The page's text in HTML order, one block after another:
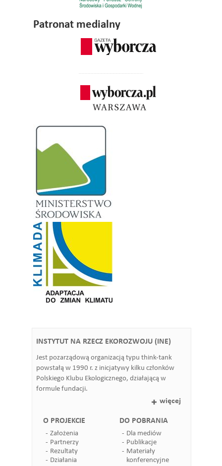
Patronat medialny
INSTYTUT NA RZECZ EKOROZWOJU (INE)
Jest pozarządową organizacją typu think-tank
powstałą w 1990 r. z inicjatywy kilku członków
Polskiego Klubu Ekologicznego, działającą w
formule fundacji.
więcej
O PROJEKCIE
Założenia
Partnerzy
Rezultaty
Działania
DO POBRANIA
Dla mediów
Publikacje
Materiały
konferencyjne